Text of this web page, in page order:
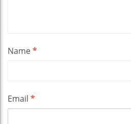
Name*
Email *